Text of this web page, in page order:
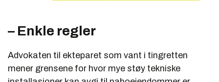
– Enkle regler
Advokaten til ekteparet som vant i tingretten
mener grensene for hvor mye støy tekniske